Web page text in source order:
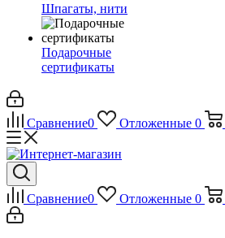
Шпагаты, нити
Подарочные
сертификаты
Сравнение0 Отложенные 0
Сравнение0 Отложенные 0